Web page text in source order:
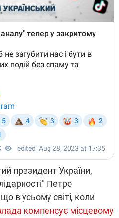
президент України,
Петро
в усьому світі, коли
компенсує місцевому